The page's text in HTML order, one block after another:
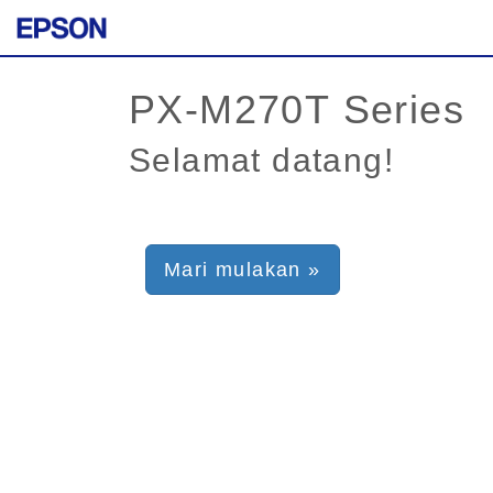
Selamat datang!
Mari mulakan »